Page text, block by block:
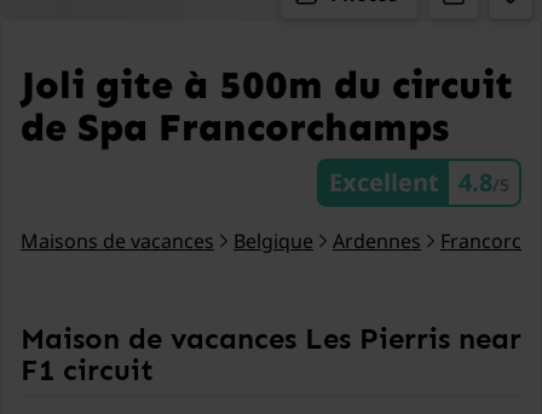
Joli gite à 500m du circuit
de Spa Francorchamps
Excellent 4.8/5
Maisons de vacances Belgique Ardennes
Maison de vacances Les Pierris near
F1 circuit